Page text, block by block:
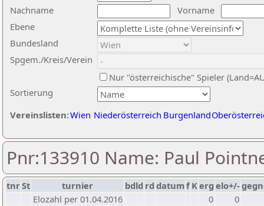
Nachname
Vorname
Ebene
Sortierung
Bundesland
Spgem./Kreis/Verein
Nur "österreichische" Spieler
Vereinslisten:Wien Niederösterreich Burgenland
Pnr:133910 Name: Paul
tnrSt turnier bdld rd datumf Kerg elo+/-
Elozahl per 01.04.2016
0
0